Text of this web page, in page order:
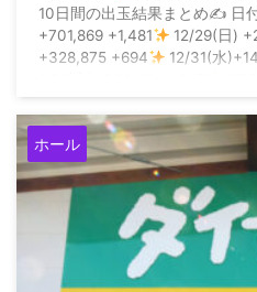
10日間の出玉結果まとめ✍ 日
+701,869 +1,481
12/29(日)
+328,875 +694
12/31(水
ホール